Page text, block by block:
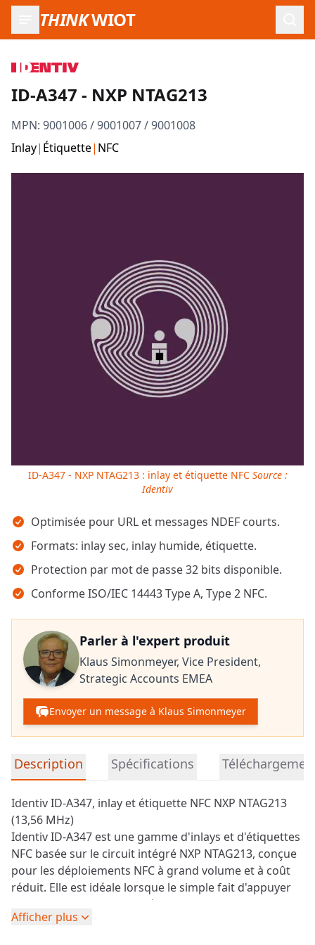
THINKWIOT
ID-A347 - NXP NTAG213
MPN: 9001006 / 9001007 / 9001008
Inlay| Étiquette| NFC
Points clés
Optimisée pour URL et messages NDEF courts.
Formats: inlay sec, inlay humide, étiquette.
Protection par mot de passe 32 bits disponible.
Conforme ISO/IEC 14443 Type A, Type 2 NFC.
Parler à l'expert produit
Klaus Simonmeyer, Vice President,
Strategic Accounts EMEA
Envoyer un message à Klaus Simonmeyer
Informations détaillées sur le produit
Description Spécifications
Identiv ID-A347, inlay et étiquette NFC NXP NTAG213
(13,56 MHz)
Identiv ID-A347 est une gamme d'inlays et d'étiquettes
NFC basée sur le circuit intégré NXP NTAG213, conçue
pour les déploiements NFC à grand volume et à coût
réduit. Elle est idéale lorsque le simple fait d'appuyer
sur un smartphone doit déclencher une action simple,
le plus souvent l'ouverture d'une URL, le lancement
Afficher plus
ID-A347 - NXP NTAG213 : inlay et étiquette NFC Source :
Identiv